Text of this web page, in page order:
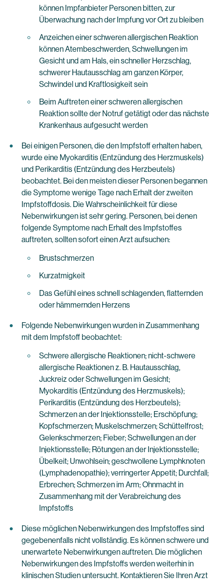
können Impfanbieter Personen bitten, zur
Überwachung nach der Impfung vor Ort zu bleiben
Anzeichen einer schweren allergischen Reaktion
können Atembeschwerden, Schwellungen im
Gesicht und am Hals, ein schneller Herzschlag,
schwerer Hautausschlag am ganzen Körper,
Schwindel und Kraftlosigkeit sein
Beim Auftreten einer schweren allergischen
Reaktion sollte der Notruf getätigt oder das nächste
Krankenhaus aufgesucht werden
Bei einigen Personen, die den Impfstoff erhalten haben,
wurde eine Myokarditis (Entzündung des Herzmuskels)
und Perikarditis (Entzündung des Herzbeutels)
beobachtet. Bei den meisten dieser Personen begannen
die Symptome wenige Tage nach Erhalt der zweiten
Impfstoffdosis. Die Wahrscheinlichkeit für diese
Nebenwirkungen ist sehr gering. Personen, bei denen
folgende Symptome nach Erhalt des Impfstoffes
auftreten, sollten sofort einen Arzt aufsuchen:
Brustschmerzen
Kurzatmigkeit
Das Gefühl eines schnell schlagenden, flatternden
oder hämmernden Herzens
Folgende Nebenwirkungen wurden in Zusammenhang
mit dem Impfstoff beobachtet:
Schwere allergische Reaktionen; nicht-schwere
allergische Reaktionen z. B. Hautausschlag,
Juckreiz oder Schwellungen im Gesicht;
Myokarditis (Entzündung des Herzmuskels);
Perikarditis (Entzündung des Herzbeutels);
Schmerzen an der Injektionsstelle; Erschöpfung;
Kopfschmerzen; Muskelschmerzen; Schüttelfrost;
Gelenkschmerzen; Fieber; Schwellungen an der
Injektionsstelle; Rötungen an der Injektionsstelle;
Übelkeit; Unwohlsein; geschwollene Lymphknoten
(Lymphadenopathie); verringerter Appetit; Durchfall;
Erbrechen; Schmerzen im Arm; Ohnmacht in
Zusammenhang mit der Verabreichung des
Impfstoffs
Diese möglichen Nebenwirkungen des Impfstoffes sind
gegebenenfalls nicht vollständig. Es können schwere und
unerwartete Nebenwirkungen auftreten. Die möglichen
Nebenwirkungen des Impfstoffs werden weiterhin in
klinischen Studien untersucht. Kontaktieren Sie Ihren Arzt